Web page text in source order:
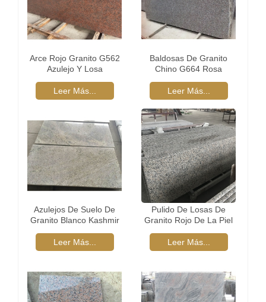
Arce Rojo Granito G562
Azulejo Y Losa
Leer Más...
Baldosas De Granito
Chino G664 Rosa
Leer Más...
Azulejos De Suelo De
Granito Blanco Kashmir
Leer Más...
Pulido De Losas De
Granito Rojo De La Piel
Leer Más...